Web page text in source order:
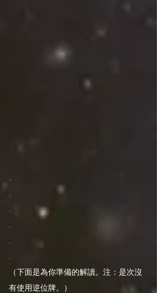
.
.
.
.
.
.
（下面是為你準備的解讀。注：是次沒
有使用逆位牌。）